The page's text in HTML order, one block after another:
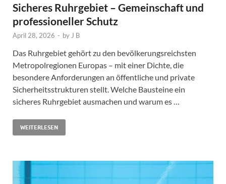
Sicheres Ruhrgebiet – Gemeinschaft und
professioneller Schutz
April 28, 2026 - by J B
Das Ruhrgebiet gehört zu den bevölkerungsreichsten
Metropolregionen Europas – mit einer Dichte, die
besondere Anforderungen an öffentliche und private
Sicherheitsstrukturen stellt. Welche Bausteine ein
sicheres Ruhrgebiet ausmachen und warum es …
WEITERLESEN